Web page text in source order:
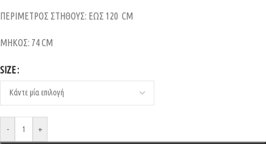
ΠΕΡΙΜΕΤΡΟΣ ΣΤΗΘΟΥΣ: ΕΩΣ 120 CM
ΜΗΚΟΣ: 74 CM
SIZE
- +